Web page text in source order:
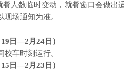
餐人数临时变动，就餐窗口会做出
场通知为准。
日—2月24日）
车时刻运行。
日—2月23日）